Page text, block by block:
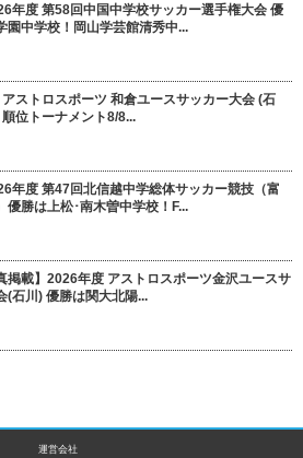
年度 第58回中国中学校サッカー選手権大会 優
園中学校！岡山学芸館清秀中...
ストロスポーツ 和倉ユースサッカー大会 (石
順位トーナメント8/8...
年度 第47回北信越中学総体サッカー競技（富
優勝は上松･南木曽中学校！F...
掲載】2026年度 アストロスポーツ金沢ユースサ
(石川) 優勝は関大北陽...
運営会社